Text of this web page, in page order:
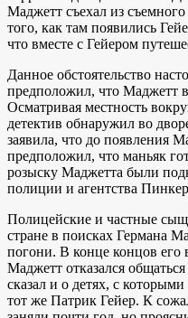
Маджетт съехал из
того, как там появились
что вместе с Гейером
Данное обстоятельство
предположил, что Маджетт
Осматривая местность
детектив обнаружил во
заявила, что до появления
предположил, что маньяк
розыску Маджетта были
полиции и агентства
Полицейские и частные
стране в поисках Германа
погони. В конце концов его
Маджетт отказался
сказал и о детях, с
тот же Патрик Гейер. К